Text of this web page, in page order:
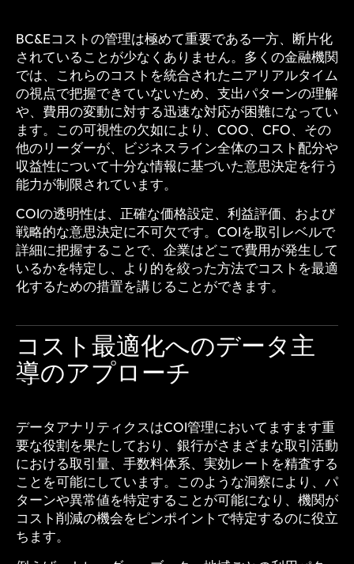
BC&Eコストの管理は極めて重要である一方、断片化
されていることが少なくありません。多くの金融機関
では、これらのコストを統合されたニアリアルタイム
の視点で把握できていないため、支出パターンの理解
や、費用の変動に対する迅速な対応が困難になってい
ます。この可視性の欠如により、COO、CFO、その
他のリーダーが、ビジネスライン全体のコスト配分や
収益性について十分な情報に基づいた意思決定を行う
能力が制限されています。
COIの透明性は、正確な価格設定、利益評価、および
戦略的な意思決定に不可欠です。COIを取引レベルで
詳細に把握することで、企業はどこで費用が発生して
いるかを特定し、より的を絞った方法でコストを最適
化するための措置を講じることができます。
コスト最適化へのデータ主
導のアプローチ
データアナリティクスはCOI管理においてますます重
要な役割を果たしており、銀行がさまざまな取引活動
における取引量、手数料体系、実効レートを精査する
ことを可能にしています。このような洞察により、パ
ターンや異常値を特定することが可能になり、機関が
コスト削減の機会をピンポイントで特定するのに役立
ちます。